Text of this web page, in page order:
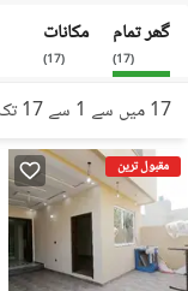
گھر تمام
(
17
)
مکانات
(
17
)
17 میں سے 1 سے 17 تک گھر
مقبول ترین